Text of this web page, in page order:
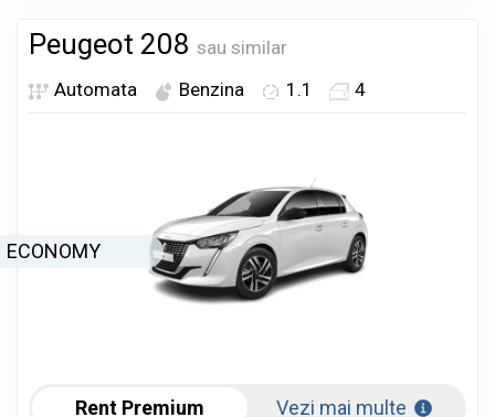
Peugeot 208 sau similar
Automata
Benzina 1.1 4
ECONOMY
Rent Premium Vezi mai multe